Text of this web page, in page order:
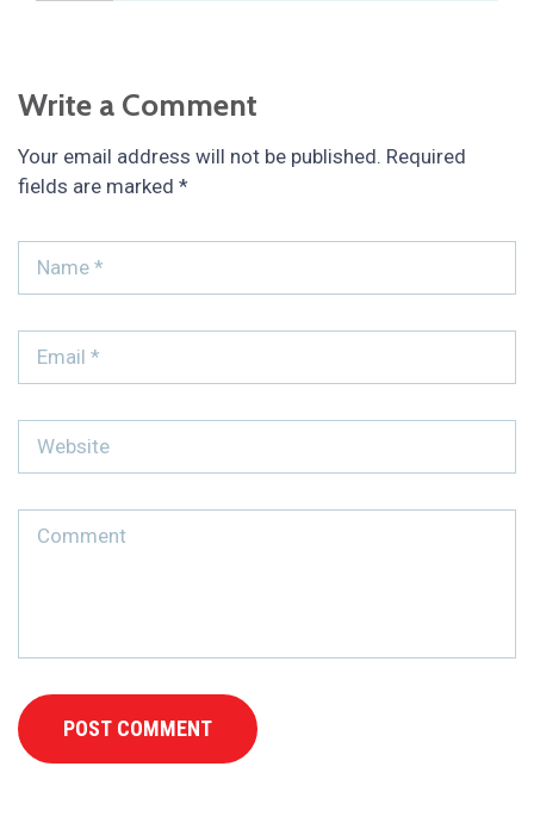
Write a Comment
Your email address will not be published. Required
fields are marked *